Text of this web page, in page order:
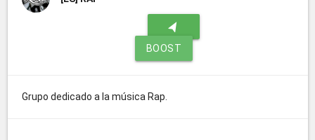
navigation
BOOST
Grupo dedicado a la música Rap.